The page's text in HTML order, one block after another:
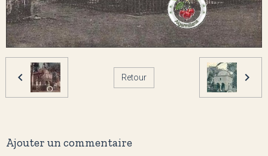
Retour
Ajouter un commentaire